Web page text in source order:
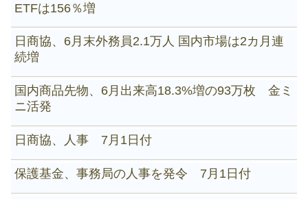
ETFは156％増
日商協、6月末外務員2.1万人 国内市場は2カ月連
続増
国内商品先物、6月出来高18.3%増の93万枚 金ミ
ニ活発
日商協、人事 7月1日付
保護基金、事務局の人事を発令 7月1日付